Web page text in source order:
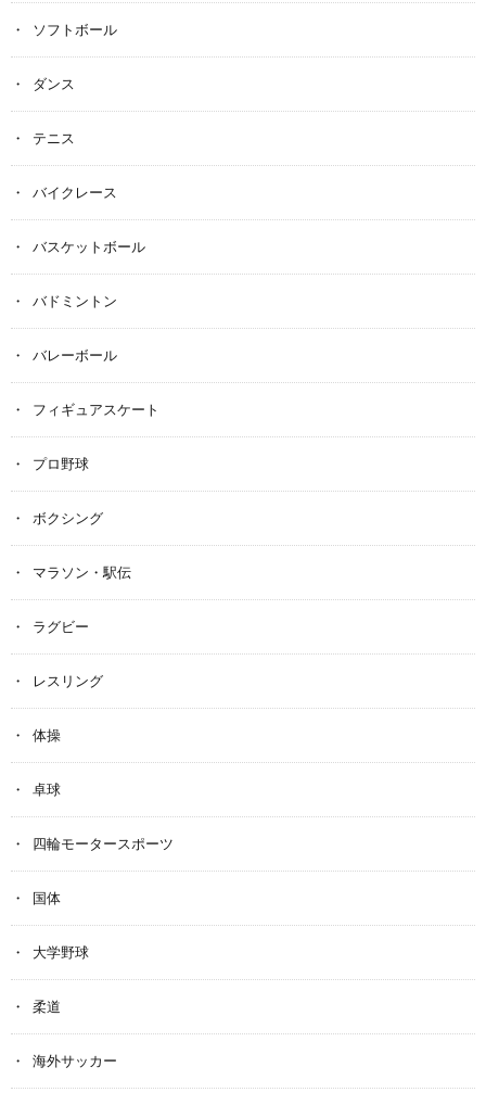
ソフトボール
ダンス
テニス
バイクレース
バスケットボール
バドミントン
バレーボール
フィギュアスケート
プロ野球
ボクシング
マラソン・駅伝
ラグビー
レスリング
体操
卓球
四輪モータースポーツ
国体
大学野球
柔道
海外サッカー